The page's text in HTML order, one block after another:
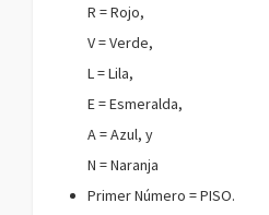
R = Rojo,
V = Verde,
L = Lila,
E = Esmeralda,
A = Azul, y
N = Naranja
Primer Número = PISO.